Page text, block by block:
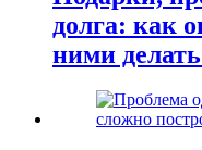
долга: как
ними